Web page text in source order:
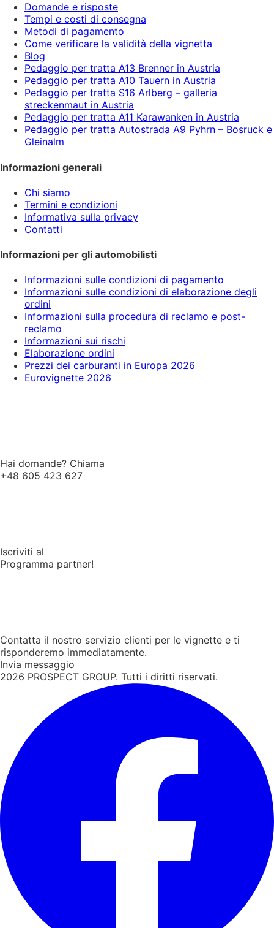
Domande e risposte
Tempi e costi di consegna
Metodi di pagamento
Come verificare la validità della vignetta
Blog
Pedaggio per tratta A13 Brenner in Austria
Pedaggio per tratta A10 Tauern in Austria
Pedaggio per tratta S16 Arlberg – galleria
streckenmaut in Austria
Pedaggio per tratta A11 Karawanken in Austria
Pedaggio per tratta Autostrada A9 Pyhrn – Bosruck e
Gleinalm
Informazioni generali
Chi siamo
Termini e condizioni
Informativa sulla privacy
Contatti
Informazioni per gli automobilisti
Informazioni sulle condizioni di pagamento
Informazioni sulle condizioni di elaborazione degli
ordini
Informazioni sulla procedura di reclamo e post-
reclamo
Informazioni sui rischi
Elaborazione ordini
Prezzi dei carburanti in Europa 2026
Eurovignette 2026
Hai domande? Chiama
+48 605 423 627
Iscriviti al
Programma partner!
Contatta il nostro servizio clienti per le vignette e ti
risponderemo immediatamente.
Invia messaggio
2026 PROSPECT GROUP. Tutti i diritti riservati.